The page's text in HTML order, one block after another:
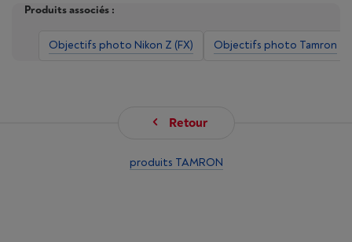
Produits associés :
Objectifs photo Nikon Z (FX) Objectifs photo Tamron
Retour
produits TAMRON